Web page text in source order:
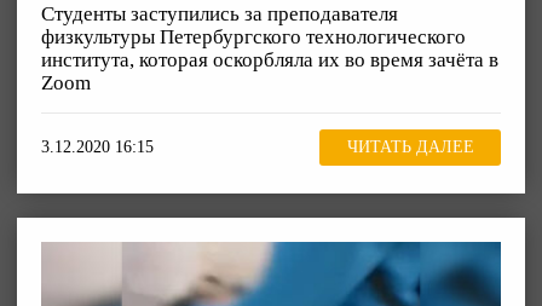
Студенты заступились за преподавателя
физкультуры Петербургского технологического
института, которая оскорбляла их во время зачёта в
Zoom
3.12.2020 16:15 ЧИТАТЬ ДАЛЕЕ